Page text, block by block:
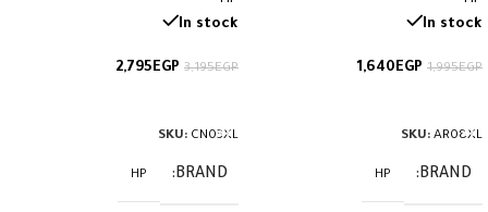
In stock
1,995EGP
1,640EGP
SKU: AR08XL
BRAND
HP
In stock
3,195EGP
2,795EGP
SKU: CN03XL
BRAND
HP